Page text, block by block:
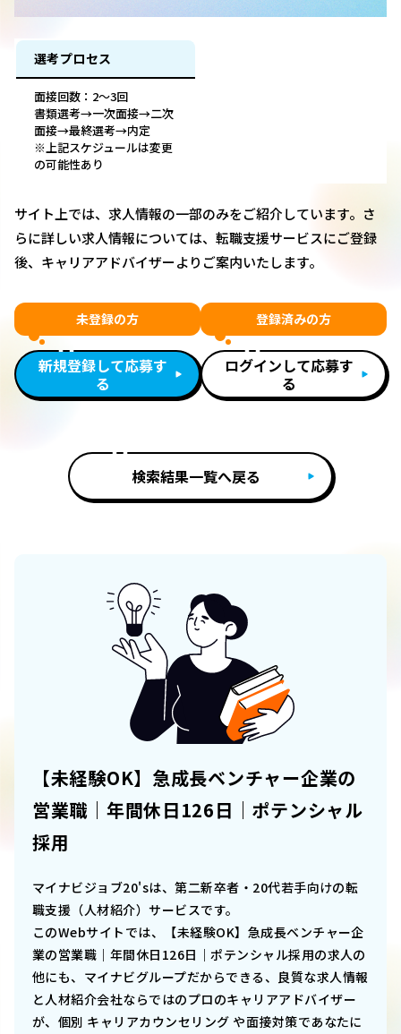
選考プロセス
面接回数：2～3回
書類選考→一次面接→二次
面接→最終選考→内定
※上記スケジュールは変更
の可能性あり
サイト上では、求人情報の一部のみをご紹介しています。さ
らに詳しい求人情報については、転職支援サービスにご登録
後、キャリアアドバイザーよりご案内いたします。
未登録の方
新規登録して応募す
る
登録済みの方
ログインして応募す
る
検索結果一覧へ戻る
【未経験OK】急成長ベンチャー企業の
営業職｜年間休日126日｜ポテンシャル
採用
マイナビジョブ20'sは、第二新卒者・20代若手向けの転
職支援（人材紹介）サービスです。
このWebサイトでは、
【未経験OK】急成長ベンチャー企
業の営業職｜年間休日126日｜ポテンシャル採用の求人の
他にも、マイナビグループだからできる、良質な求人情報
と人材紹介会社ならではのプロのキャリアアドバイザー
が、個別 キャリアカウンセリング や面接対策であなたに